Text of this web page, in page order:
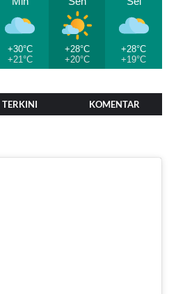
+30°C
+21°C
+28°C
+20°C
+28°C
+19°C
TERKINI KOMENTAR